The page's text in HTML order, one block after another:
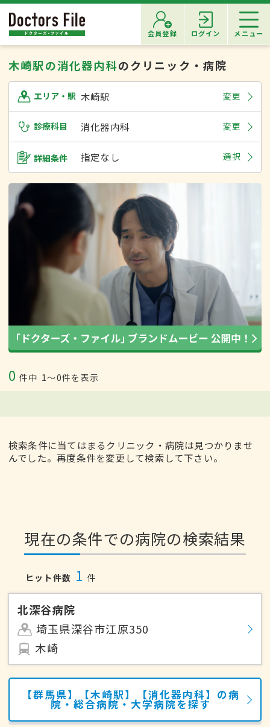
会員登録 ログイン メニュー
木崎駅の消化器内科のクリニック・病院
エリア・駅 木崎駅 変更
診療科目 消化器内科 変更
詳細条件 指定なし 選択
0 件中 1〜0件を表示
検索条件に当てはまるクリニック・病院は見つかりませ
んでした。再度条件を変更して検索して下さい。
現在の条件での病院の検索結果
ヒット件数 1 件
北深谷病院
埼玉県深谷市江原350
木崎
【群馬県】【木崎駅】【消化器内科】の病
院・総合病院・大学病院を探す